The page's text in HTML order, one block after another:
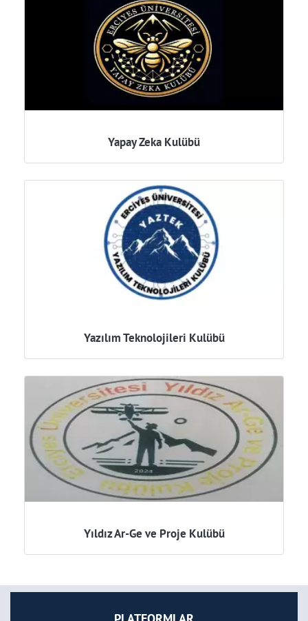
Yapay Zeka Kulübü
Yazılım Teknolojileri Kulübü
Yıldız Ar-Ge ve Proje Kulübü